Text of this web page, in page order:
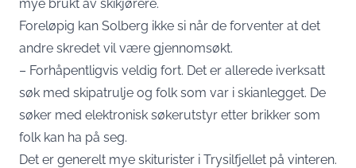
mye brukt av skikjørere.
Foreløpig kan Solberg ikke si når de forventer at det
andre skredet vil være gjennomsøkt.
– Forhåpentligvis veldig fort. Det er allerede iverksatt
søk med skipatrulje og folk som var i skianlegget. De
søker med elektronisk søkerutstyr etter brikker som
folk kan ha på seg.
Det er generelt mye skiturister i Trysilfjellet på vinteren.